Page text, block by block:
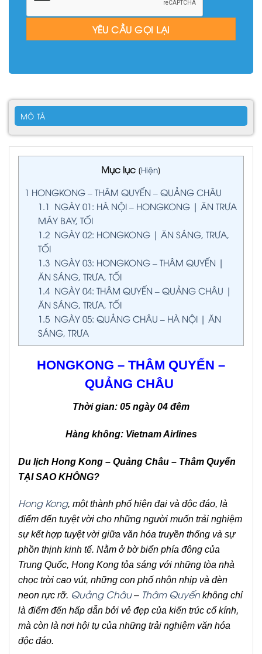
MÔ TẢ
Mục lục [Hiện]
1 HONGKONG – THÂM QUYẾN – QUẢNG CHÂU
1.1 NGÀY 01: HÀ NỘI – HONGKONG | ĂN TRƯA
MÁY BAY, TỐI
1.2NGÀY 02: HONGKONG | ĂN SÁNG, TRƯA,
TỐI
1.3NGÀY 03: HONGKONG – THÂM QUYẾN |
ĂN SÁNG, TRƯA, TỐI
1.4NGÀY 04: THÂM QUYẾN – QUẢNG CHÂU |
ĂN SÁNG, TRƯA, TỐI
1.5NGÀY 05: QUẢNG CHÂU – HÀ NỘI | ĂN
SÁNG, TRƯA
HONGKONG – THÂM QUYẾN –
QUẢNG CHÂU
Thời gian: 05 ngày 04 đêm
Hàng không: Vietnam Airlines
Du lịch Hong Kong – Quảng Châu – Thâm Quyến
TẠI SAO KHÔNG?
Hong Kong, một thành phố hiện đại và độc đáo, là
điểm đến tuyệt vời cho những người muốn trải nghiệm
sự kết hợp tuyệt vời giữa văn hóa truyền thống và sự
phồn thịnh kinh tế. Nằm ở bờ biển phía đông của
Trung Quốc, Hong Kong tỏa sáng với những tòa nhà
chọc trời cao vút, những con phố nhộn nhịp và đèn
neon rực rỡ. Quảng Châu– Thâm Quyến không chỉ
là điểm đến hấp dẫn bởi vẻ đẹp của kiến trúc cổ kính,
mà còn là nơi hội tụ của những trải nghiệm văn hóa
độc đáo.